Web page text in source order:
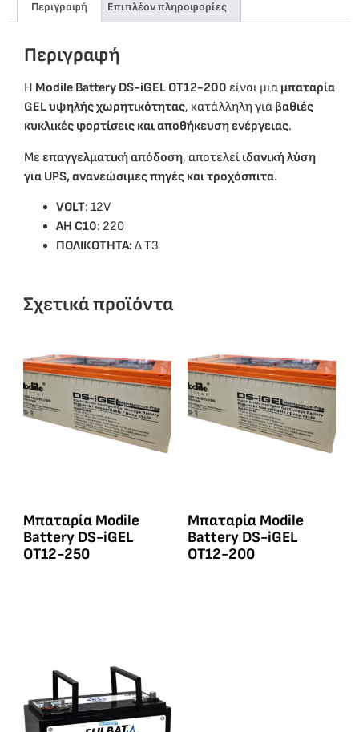
Περιγραφή Επιπλέον πληροφορίες
Περιγραφή
Η Modile Battery DS-iGEL OT12-200 είναι μια μπαταρία
GEL υψηλής χωρητικότητας, κατάλληλη για βαθιές
κυκλικές φορτίσεις και αποθήκευση ενέργειας.
Με επαγγελματική απόδοση, αποτελεί ιδανική λύση
για UPS, ανανεώσιμες πηγές και τροχόσπιτα.
VOLT: 12V
ΑΗ C10: 220
ΠΟΛΙΚΟΤΗΤΑ:Δ Τ3
Σχετικά προϊόντα
Μπαταρία Modile
Battery DS-iGEL
OT12-250
Μπαταρία Modile
Battery DS-iGEL
OT12-200